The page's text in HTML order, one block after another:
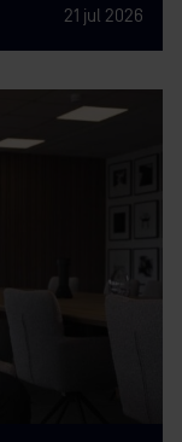
21 jul 2026